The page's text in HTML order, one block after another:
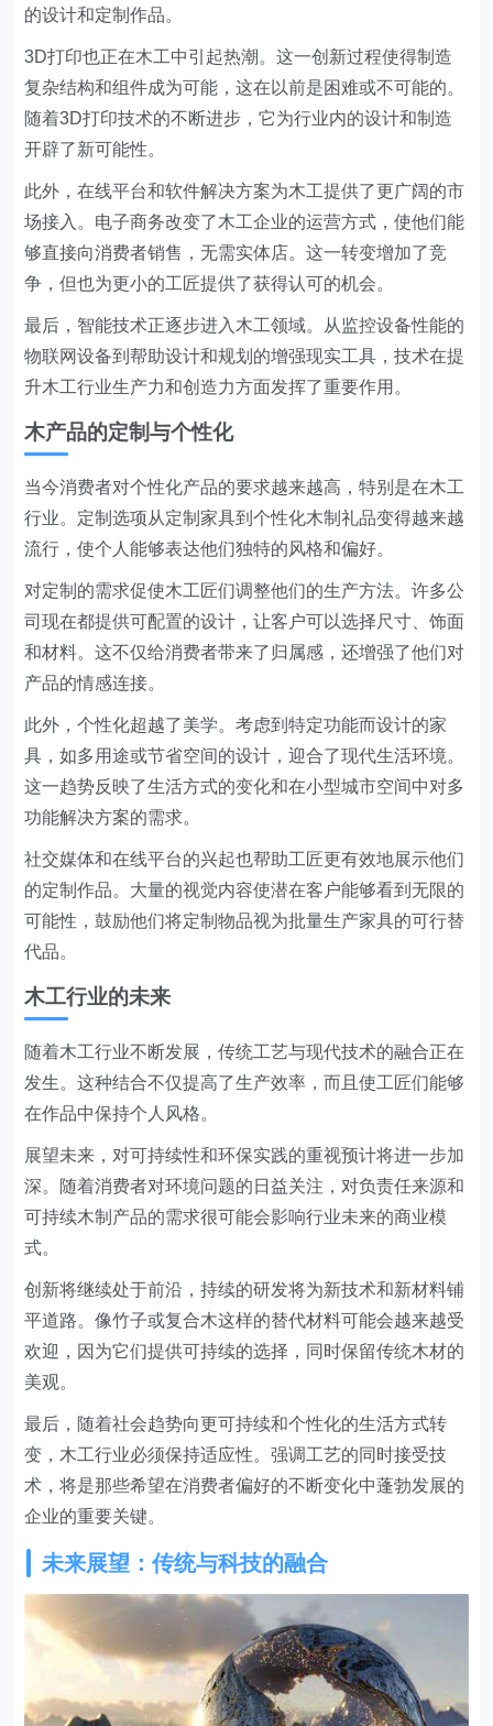
的设计和定制作品。
3D打印也正在木工中引起热潮。这一创新过程使得制造
复杂结构和组件成为可能，这在以前是困难或不可能的。
随着3D打印技术的不断进步，它为行业内的设计和制造
开辟了新可能性。
此外，在线平台和软件解决方案为木工提供了更广阔的市
场接入。电子商务改变了木工企业的运营方式，使他们能
够直接向消费者销售，无需实体店。这一转变增加了竞
争，但也为更小的工匠提供了获得认可的机会。
最后，智能技术正逐步进入木工领域。从监控设备性能的
物联网设备到帮助设计和规划的增强现实工具，技术在提
升木工行业生产力和创造力方面发挥了重要作用。
木产品的定制与个性化
当今消费者对个性化产品的要求越来越高，特别是在木工
行业。定制选项从定制家具到个性化木制礼品变得越来越
流行，使个人能够表达他们独特的风格和偏好。
对定制的需求促使木工匠们调整他们的生产方法。许多公
司现在都提供可配置的设计，让客户可以选择尺寸、饰面
和材料。这不仅给消费者带来了归属感，还增强了他们对
产品的情感连接。
此外，个性化超越了美学。考虑到特定功能而设计的家
具，如多用途或节省空间的设计，迎合了现代生活环境。
这一趋势反映了生活方式的变化和在小型城市空间中对多
功能解决方案的需求。
社交媒体和在线平台的兴起也帮助工匠更有效地展示他们
的定制作品。大量的视觉内容使潜在客户能够看到无限的
可能性，鼓励他们将定制物品视为批量生产家具的可行替
代品。
木工行业的未来
随着木工行业不断发展，传统工艺与现代技术的融合正在
发生。这种结合不仅提高了生产效率，而且使工匠们能够
在作品中保持个人风格。
展望未来，对可持续性和环保实践的重视预计将进一步加
深。随着消费者对环境问题的日益关注，对负责任来源和
可持续木制产品的需求很可能会影响行业未来的商业模
式。
创新将继续处于前沿，持续的研发将为新技术和新材料铺
平道路。像竹子或复合木这样的替代材料可能会越来越受
欢迎，因为它们提供可持续的选择，同时保留传统木材的
美观。
最后，随着社会趋势向更可持续和个性化的生活方式转
变，木工行业必须保持适应性。强调工艺的同时接受技
术，将是那些希望在消费者偏好的不断变化中蓬勃发展的
企业的重要关键。
未来展望：传统与科技的融合